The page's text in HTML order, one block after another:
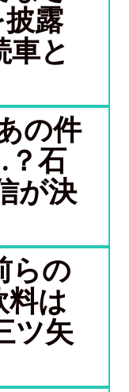
露
と
の件
石
が決
らの
料は
ツ矢